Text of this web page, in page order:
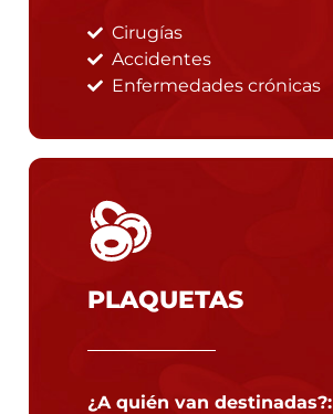
Cirugías
Accidentes
Enfermedades crónicas
PLAQUETAS
¿A quién van destinadas?: